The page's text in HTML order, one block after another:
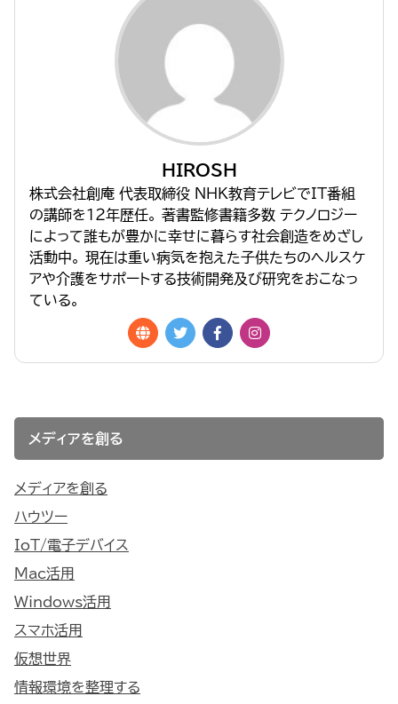
HIROSH
株式会社創庵 代表取締役 NHK教育テレビでIT番組
の講師を１２年歴任。 著書監修書籍多数 テクノロジー
によって誰もが豊かに幸せに暮らす社会創造をめざし
活動中。 現在は重い病気を抱えた子供たちのヘルスケ
アや介護をサポートする技術開発及び研究をおこなっ
ている。
メディアを創る
メディアを創る
ハウツー
IoT/電子デバイス
Mac活用
Windows活用
スマホ活用
仮想世界
情報環境を整理する